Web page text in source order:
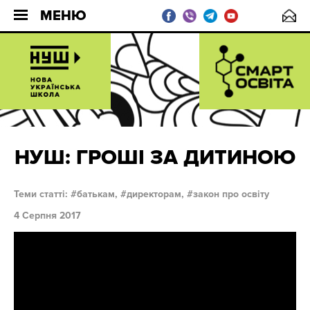
МЕНЮ
НУШ: ГРОШІ ЗА ДИТИНОЮ
Теми статті: батькам, директорам,
закон про освіту
4 Серпня 2017